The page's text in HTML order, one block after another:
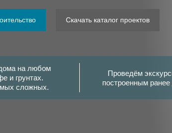
Скачать каталог проектов
на любом
и грунтах.
сложных.
Проведём
построенным